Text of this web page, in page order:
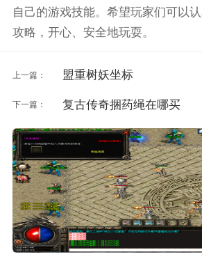
自己的游戏技能。希望玩家们可以
攻略，开心、安全地玩耍。
上一篇： 盟重树妖坐标
下一篇： 复古传奇捆药绳在哪买